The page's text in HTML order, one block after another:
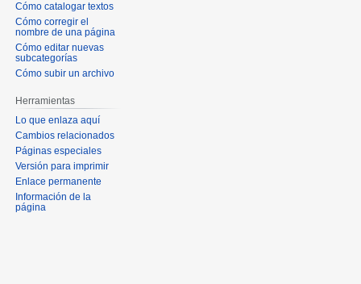
Cómo catalogar textos
Cómo corregir el
nombre de una página
Cómo editar nuevas
subcategorías
Cómo subir un archivo
Herramientas
Lo que enlaza aquí
Cambios relacionados
Páginas especiales
Versión para imprimir
Enlace permanente
Información de la
página